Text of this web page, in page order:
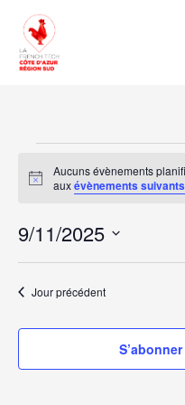
Évènements
for
11
septembre
2025
Notice
Aucuns évènements
auxévènements suivants
9/11/2025
date.Jour précédent